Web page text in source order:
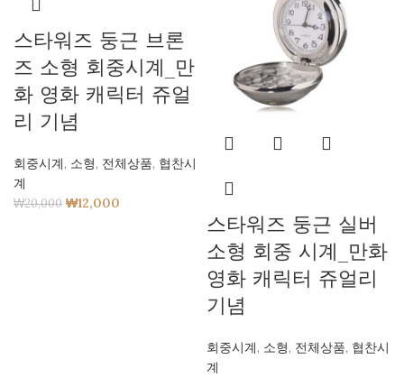
스타워즈 둥근 브론
즈 소형 회중시계_만
화 영화 캐릭터 쥬얼
리 기념
회중시계, 소형, 전체상품, 협찬시
계
₩20,000 ₩12,000
스타워즈 둥근 실버
소형 회중 시계_만화
영화 캐릭터 쥬얼리
기념
회중시계, 소형, 전체상품, 협찬시
계